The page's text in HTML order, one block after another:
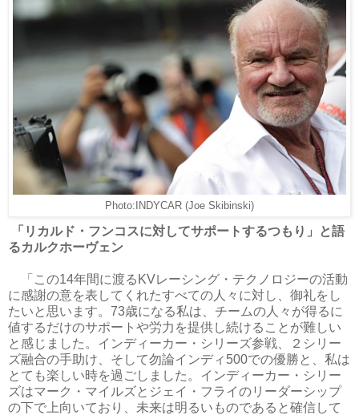
Photo:INDYCAR (Joe Skibinski)
「リカルド・フンコスに対してサポートするつもり」と語
るカルクホーヴェン
「この14年間に渡るKVレーシング・テクノロジーの活動
に感謝の意を表してくれたすべての人々に対し、御礼をし
たいと思います。73歳になる私は、チームの人々が得るに
値するだけのサポートや労力を提供し続けることが難しい
と感じました。インディーカー・シリーズ参戦、２シリー
ズ融合の手助け、そして勿論インディ500での優勝と、私は
とても楽しい時を過ごしました。インディーカー・シリー
ズはマーク・マイルズとジェイ・フライのリーダーシップ
の下で上向いており、未来は明るいものであると確信して